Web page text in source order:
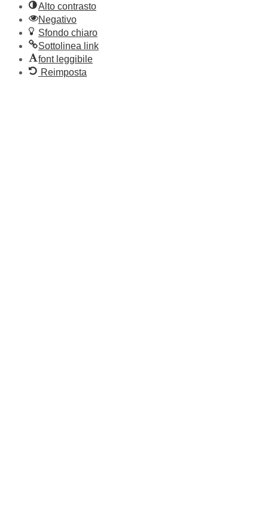
Alto contrasto
Negativo
Sfondo chiaro
Sottolinea link
font leggibile
Reimposta